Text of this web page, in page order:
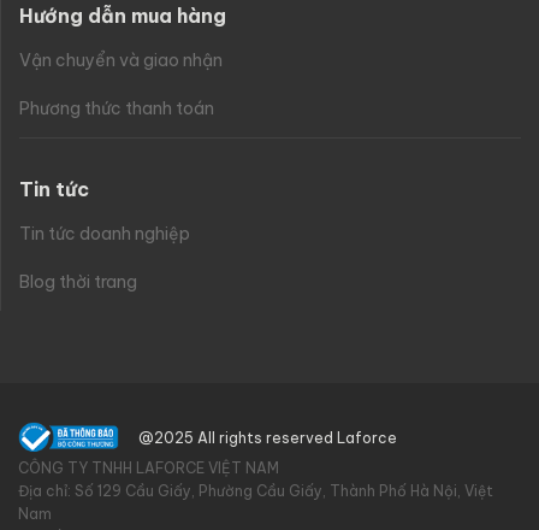
Hướng dẫn mua hàng
Vận chuyển và giao nhận
Phương thức thanh toán
Tin tức
Tin tức doanh nghiệp
Blog thời trang
@2025 All rights reserved Laforce
CÔNG TY TNHH LAFORCE VIỆT NAM
Địa chỉ: Số 129 Cầu Giấy, Phường Cầu Giấy, Thành Phố Hà Nội, Việt
Nam